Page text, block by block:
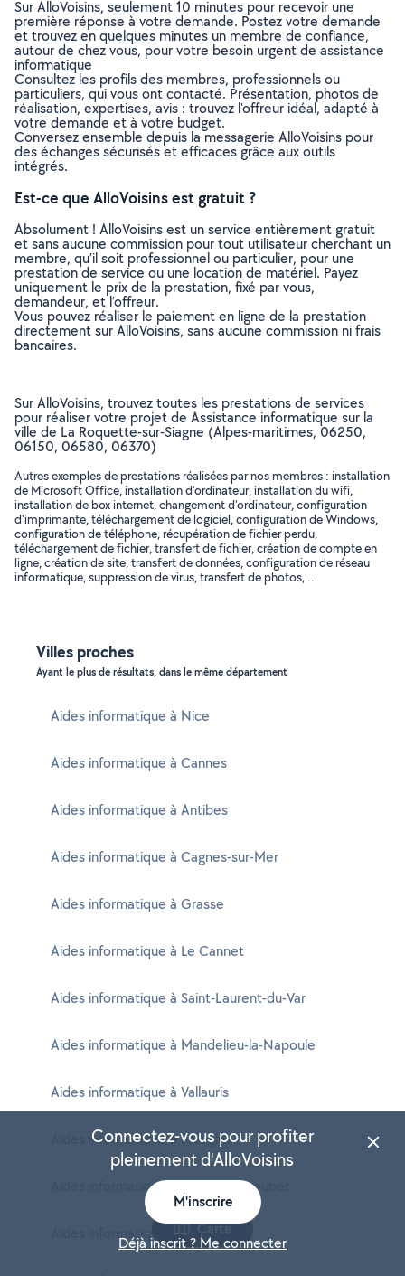
Sur AlloVoisins, seulement 10 minutes pour recevoir une
première réponse à votre demande. Postez votre demande
et trouvez en quelques minutes un membre de confiance,
autour de chez vous, pour votre besoin urgent de assistance
informatique
Consultez les profils des membres, professionnels ou
particuliers, qui vous ont contacté. Présentation, photos de
réalisation, expertises, avis : trouvez l'offreur idéal, adapté à
votre demande et à votre budget.
Conversez ensemble depuis la messagerie AlloVoisins pour
des échanges sécurisés et efficaces grâce aux outils
intégrés.
Est-ce que AlloVoisins est gratuit ?
Absolument ! AlloVoisins est un service entièrement gratuit
et sans aucune commission pour tout utilisateur cherchant un
membre, qu’il soit professionnel ou particulier, pour une
prestation de service ou une location de matériel. Payez
uniquement le prix de la prestation, fixé par vous,
demandeur, et l’offreur.
Vous pouvez réaliser le paiement en ligne de la prestation
directement sur AlloVoisins, sans aucune commission ni frais
bancaires.
Sur AlloVoisins, trouvez toutes les prestations de services
pour réaliser votre projet de Assistance informatique sur la
ville de La Roquette-sur-Siagne (Alpes-maritimes, 06250,
06150, 06580, 06370)
Autres exemples de prestations réalisées par nos membres : installation
de Microsoft Office, installation d'ordinateur, installation du wifi,
installation de box internet, changement d'ordinateur, configuration
d'imprimante, téléchargement de logiciel, configuration de Windows,
configuration de téléphone, récupération de fichier perdu,
téléchargement de fichier, transfert de fichier, création de compte en
ligne, création de site, transfert de données, configuration de réseau
informatique, suppression de virus, transfert de photos, ..
Villes proches
Ayant le plus de résultats, dans le même département
Aides informatique à Nice
Aides informatique à Cannes
Aides informatique à Antibes
Aides informatique à Cagnes-sur-Mer
Aides informatique à Grasse
Aides informatique à Le Cannet
Aides informatique à Saint-Laurent-du-Var
Aides informatique à Mandelieu-la-Napoule
Aides informatique à Vallauris
Aides informatique à Mougins
Aides informatique à Villeneuve-Loubet
Aides informatique à Valbonne
Carte
Connectez-vous pour profiter
pleinement d'AlloVoisins
M'inscrire
Déjà inscrit ? Me connecter